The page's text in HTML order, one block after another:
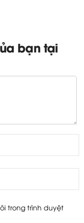
bạn tại
trong trình duyệt